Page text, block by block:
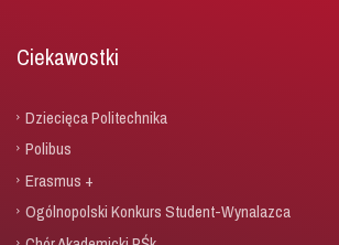
Ciekawostki
Dziecięca Politechnika
Polibus
Erasmus +
Ogólnopolski Konkurs Student-Wynalazca